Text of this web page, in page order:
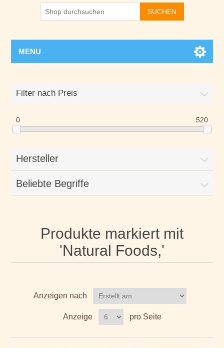
SUCHEN
MENU
Filter nach Preis
0 520
Hersteller
Beliebte Begriffe
Produkte markiert mit
'Natural Foods,'
Anzeigen nach
Anzeige pro Seite